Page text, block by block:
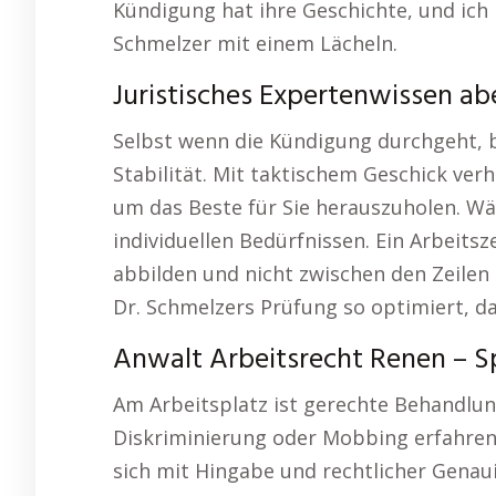
Kündigung hat ihre Geschichte, und
Schmelzer mit einem Lächeln.
Juristisches Expertenwissen
Selbst wenn die Kündigung
Stabilität. Mit taktischem Geschick
um das Beste für Sie herauszuholen.
individuellen Bedürfnissen. Ein
abbilden und nicht zwischen den
Dr. Schmelzers Prüfung so optimiert,
Anwalt Arbeitsrecht Renen –
Am Arbeitsplatz ist gerechte
Diskriminierung oder Mobbing
sich mit Hingabe und rechtlicher